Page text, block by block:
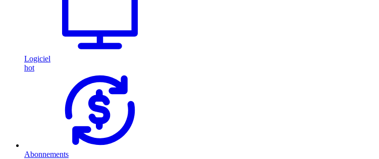
Logiciel
hot
Abonnements